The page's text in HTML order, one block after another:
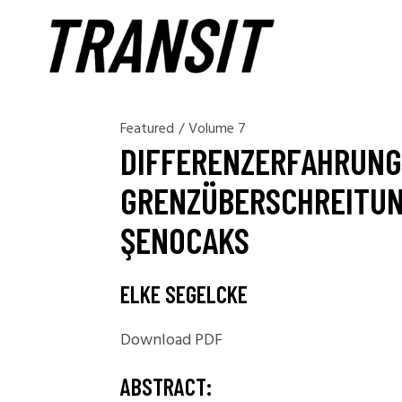
Featured /Volume 7
ŞENOCAKS
ELKE SEGELCKE
Download PDF
ABSTRACT: